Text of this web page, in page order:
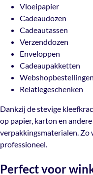
Cadeautassen
Verzenddozen
Enveloppen
Cadeaupakketten
Webshopbestellingen
Relatiegeschenken
Dankzij de stevige
zitten op papier, karton en
verpakkingsmaterialen. Zo
professioneel.
Perfect voor
Een verzorgde verpakking
Vloeipapier
Cadeaudozen
Cadeautassen
Verzenddozen
Enveloppen
Cadeaupakketten
Webshopbestellingen
Relatiegeschenken
Dankzij de stevige
op papier, karton en
verpakkingsmaterialen. Zo
professioneel.
Perfect voor